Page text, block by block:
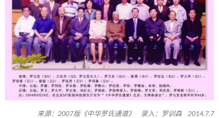
来源：2007版《中华罗氏通谱》 录入：罗训森 2014.7.7